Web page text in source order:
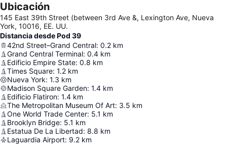
Ubicación
145 East 39th Street (between 3rd Ave &, Lexington Ave, Nueva
York, 10016, EE. UU.
Distancia desde Pod 39
42nd Street–Grand Central: 0.2 km
Grand Central Terminal: 0.4 km
Edificio Empire State: 0.8 km
Times Square: 1.2 km
Nueva York: 1.3 km
Madison Square Garden: 1.4 km
Edificio Flatiron: 1.4 km
The Metropolitan Museum Of Art: 3.5 km
One World Trade Center: 5.1 km
Brooklyn Bridge: 5.1 km
Estatua De La Libertad: 8.8 km
Laguardia Airport: 9.2 km